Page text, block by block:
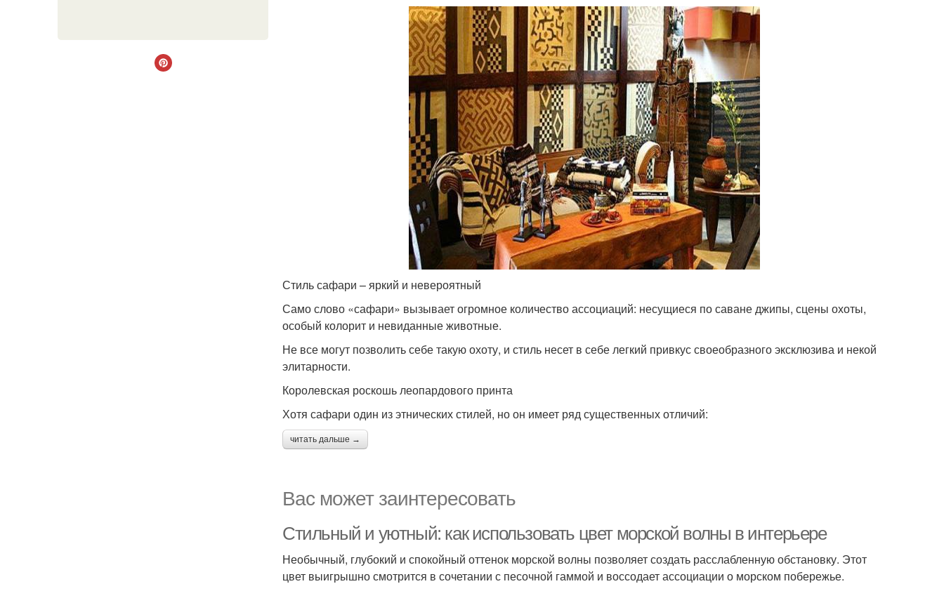
Стиль сафари – яркий и невероятный
Само слово «сафари» вызывает огромное количество ассоциаций: несущиеся по саване джипы, сцены охоты,
особый колорит и невиданные животные.
Не все могут позволить себе такую охоту, и стиль несет в себе легкий привкус своеобразного эксклюзива и некой
элитарности.
Королевская роскошь леопардового принта
Хотя сафари один из этнических стилей, но он имеет ряд существенных отличий:
читать дальше →
Вас может заинтересовать
Стильный и уютный: как использовать цвет морской волны в интерьере
Необычный, глубокий и спокойный оттенок морской волны позволяет создать расслабленную обстановку. Этот
цвет выигрышно смотрится в сочетании с песочной гаммой и воссодает ассоциации о морском побережье.